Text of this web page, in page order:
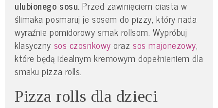
ulubionego sosu. Przed zawinięciem ciasta w
ślimaka posmaruj je sosem do pizzy, który nada
wyraźnie pomidorowy smak rollsom. Wypróbuj
klasyczny sos czosnkowy orazsos majonezowy,
które będą idealnym kremowym dopełnieniem dla
smaku pizza rolls.
Pizza rolls dla dzieci